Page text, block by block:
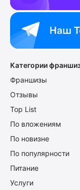
Категории
Франшизы
Отзывы
Top List
По вложениям
По новизне
По популярности
Питание
Услуги